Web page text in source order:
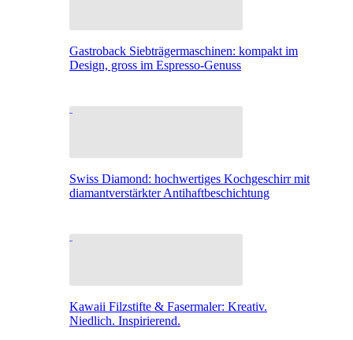
Gastroback Siebträgermaschinen: kompakt im
Design, gross im Espresso-Genuss
Swiss Diamond: hochwertiges Kochgeschirr mit
diamantverstärkter Antihaftbeschichtung
Kawaii Filzstifte & Fasermaler: Kreativ.
Niedlich. Inspirierend.